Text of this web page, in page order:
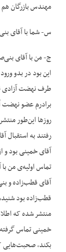
مهندس بازرگان
س- شما با آقای
ج- من با آقای
این بود در بدو
طرف نهضت آزادی
برادرم عضو نهضت
روزها این‌طور
رفتند به
آقای خمینی بود و
تماس اولیه‌ی من
آقای قطب‌زاده و
قطب‌زاده بود
منتشر شده که
خمینی تماس
بکند، صحبت‌هایی